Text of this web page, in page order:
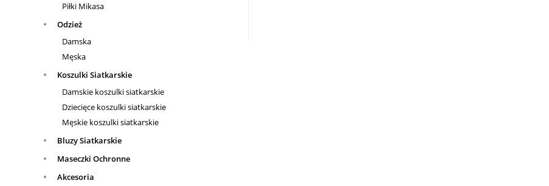
Piłki Mikasa
Odzież
Damska
Męska
Koszulki Siatkarskie
Damskie koszulki siatkarskie
Dziecięce koszulki siatkarskie
Męskie koszulki siatkarskie
Bluzy Siatkarskie
Maseczki Ochronne
Akcesoria